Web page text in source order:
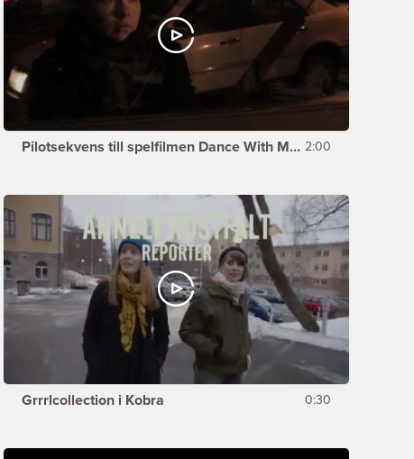
Pilotsekvens till spelfilmen Dance With Me av Michael Appeltoft 2:00
Grrrlcollection i Kobra 0:30